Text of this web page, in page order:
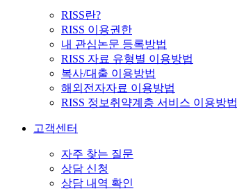
RISS란?
RISS 이용권한
내 관심논문 등록방법
RISS 자료 유형별 이용방법
복사/대출 이용방법
해외전자자료 이용방법
RISS 정보취약계층 서비스 이용방법
고객센터
자주 찾는 질문
상담 신청
상담 내역 확인